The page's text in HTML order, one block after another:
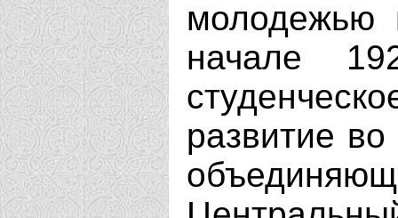
молодежью
начале
развитие